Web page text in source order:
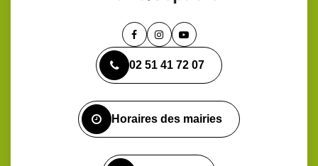
Lien
le
compte
Lien
le
compte
Lien
la
chaîne
02 51 41 72 07
Horaires des mairies